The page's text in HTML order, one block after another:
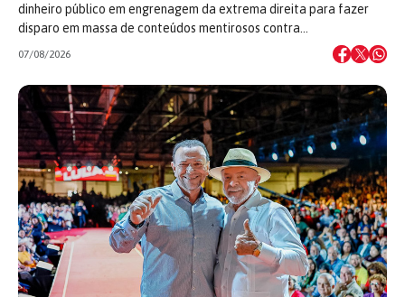
dinheiro público em engrenagem da extrema direita para fazer
disparo em massa de conteúdos mentirosos contra…
07/08/2026